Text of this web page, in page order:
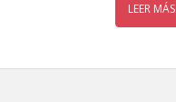
LEER MÁS